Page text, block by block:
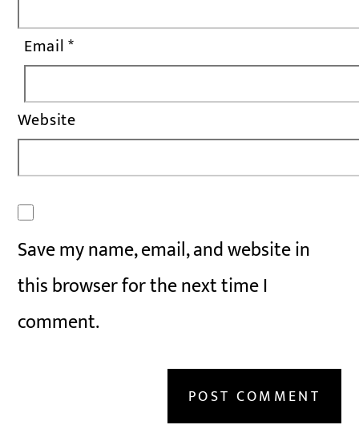
Email*
Website
Save my name, email, and website in
this browser for the next time I
comment.